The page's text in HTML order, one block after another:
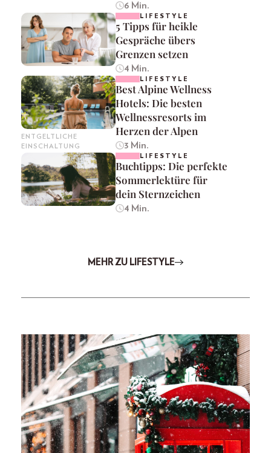
6 Min.
LIFESTYLE
5 Tipps für heikle
Gespräche übers
Grenzen setzen
4 Min.
ENTGELTLICHE
EINSCHALTUNG
LIFESTYLE
Best Alpine Wellness
Hotels: Die besten
Wellnessresorts im
Herzen der Alpen
3 Min.
LIFESTYLE
Buchtipps: Die perfekte
Sommerlektüre für
dein Sternzeichen
4 Min.
MEHR ZU LIFESTYLE